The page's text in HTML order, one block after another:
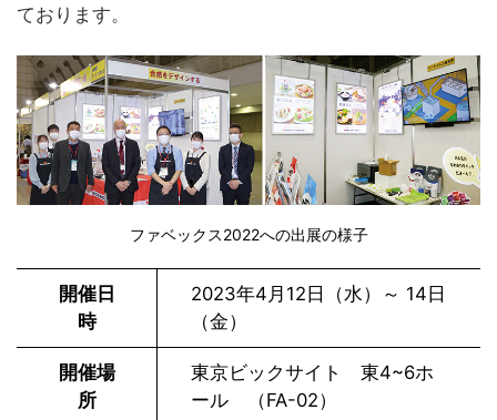
ております。
ファベックス2022への出展の様子
開催日
時
2023年4月12日（水）～ 14日
（金）
開催場
所
東京ビックサイト 東4~6ホ
ール （FA-02）